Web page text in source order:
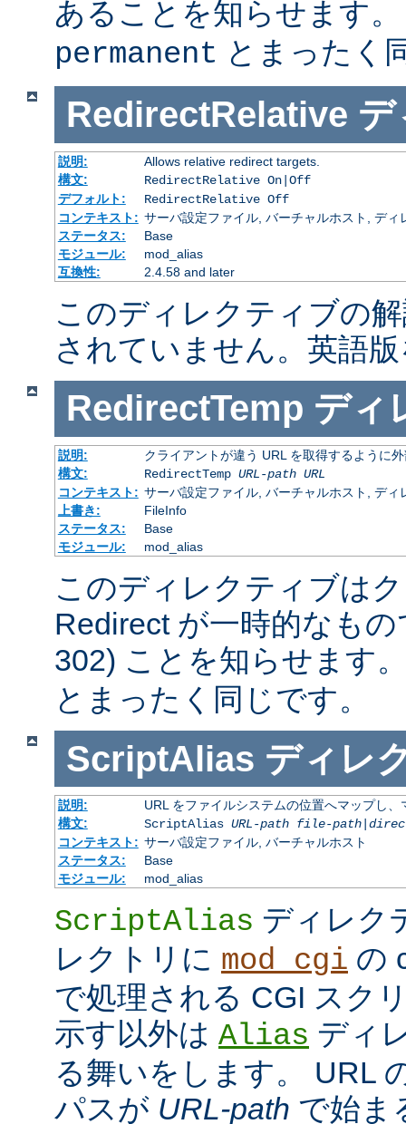
あることを知らせます
permanent とまったく
RedirectRelative デ
説明:
Allows relative redirect targets.
構文:
RedirectRelative On|Off
デフォルト:
RedirectRelative Off
コンテキスト: サーバ設定ファイル, バーチャルホスト, ディ
ステータス:
Base
モジュール:
mod_alias
互換性:
2.4.58 and later
このディレクティブの
されていません。英語
RedirectTemp ディ
説明:
クライアントが違う URL を取得するように
構文:
RedirectTemp URL-path URL
コンテキスト: サーバ設定ファイル, バーチャルホスト, ディ
上書き:
FileInfo
ステータス:
Base
モジュール:
mod_alias
このディレクティブは
Redirect が一時的なも
302) ことを知らせます
とまったく同じです。
ScriptAlias ディレ
説明:
URL をファイルシステムの位置へマップし
構文:
ScriptAlias URL-path file-path|
コンテキスト: サーバ設定ファイル, バーチャルホスト
ステータス:
Base
モジュール:
mod_alias
ScriptAlias ディレク
レクトリに mod_cgi の
で処理される CGI スク
示す以外は Alias ディ
る舞いをします。 URL
パスが URL-path で始ま